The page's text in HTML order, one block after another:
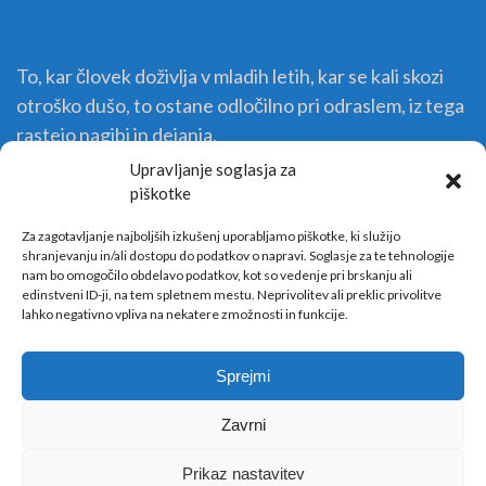
Upravljanje soglasja za
piškotke
Za zagotavljanje najboljših izkušenj uporabljamo piškotke, ki služijo
shranjevanju in/ali dostopu do podatkov o napravi. Soglasje za te tehnologije
nam bo omogočilo obdelavo podatkov, kot so vedenje pri brskanju ali
edinstveni ID-ji, na tem spletnem mestu. Neprivolitev ali preklic privolitve
lahko negativno vpliva na nekatere zmožnosti in funkcije.
Sprejmi
Zavrni
Prikaz nastavitev
To, kar človek doživlja v mladih letih, kar se kali skozi
otroško dušo, to ostane odločilno pri odraslem, iz tega
rastejo nagibi in dejanja.
Copyright © 2026 Vrtec Sežana - WordPress Theme : By